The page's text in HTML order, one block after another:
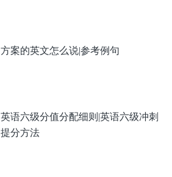
方案的英文怎么说|参考例句
英语六级分值分配细则|英语六级冲刺
提分方法